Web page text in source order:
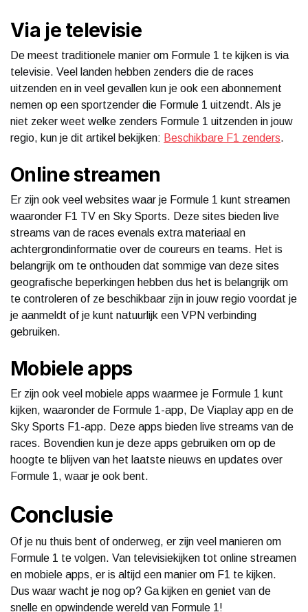
Via je televisie
De meest traditionele manier om Formule 1 te kijken is via
televisie. Veel landen hebben zenders die de races
uitzenden en in veel gevallen kun je ook een abonnement
nemen op een sportzender die Formule 1 uitzendt. Als je
niet zeker weet welke zenders Formule 1 uitzenden in jouw
regio, kun je dit artikel bekijken: Beschikbare F1 zenders.
Online streamen
Er zijn ook veel websites waar je Formule 1 kunt streamen
waaronder F1 TV en Sky Sports. Deze sites bieden live
streams van de races evenals extra materiaal en
achtergrondinformatie over de coureurs en teams. Het is
belangrijk om te onthouden dat sommige van deze sites
geografische beperkingen hebben dus het is belangrijk om
te controleren of ze beschikbaar zijn in jouw regio voordat je
je aanmeldt of je kunt natuurlijk een VPN verbinding
gebruiken.
Mobiele apps
Er zijn ook veel mobiele apps waarmee je Formule 1 kunt
kijken, waaronder de Formule 1-app, De Viaplay app en de
Sky Sports F1-app. Deze apps bieden live streams van de
races. Bovendien kun je deze apps gebruiken om op de
hoogte te blijven van het laatste nieuws en updates over
Formule 1, waar je ook bent.
Conclusie
Of je nu thuis bent of onderweg, er zijn veel manieren om
Formule 1 te volgen. Van televisiekijken tot online streamen
en mobiele apps, er is altijd een manier om F1 te kijken.
Dus waar wacht je nog op? Ga kijken en geniet van de
snelle en opwindende wereld van Formule 1!